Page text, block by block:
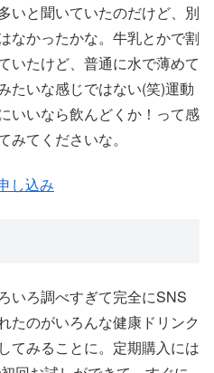
いと聞いていたのだけど、別
なかったかな。牛乳とかで割
いたけど、普通に水で薄めて
たいな感じではない(笑)運動
いいなら飲んどくか！って感
てくださいな。
し込み
いろ調べすぎて完全にSNS
たのがいろんな健康ドリンク
てみることに。定期購入には